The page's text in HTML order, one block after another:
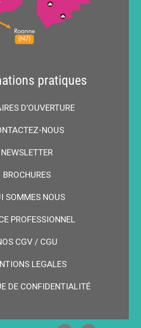
pratiques
D’OUVERTURE
NOUS
NEWSLETTER
BROCHURES
SOMMES NOUS
PROFESSIONNEL
CGV / CGU
LEGALES
DE CONFIDENTIALITÉ